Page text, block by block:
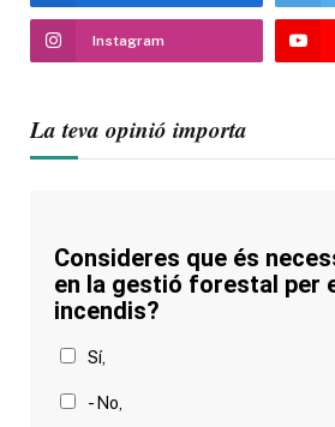
Instagram
La teva opinió importa
Consideres que és
en la gestió forestal per
incendis?
Sí,
- No,